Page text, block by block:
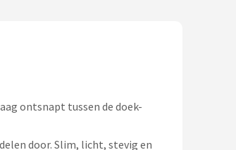
ontsnapt tussen de doek-
door. Slim, licht, stevig en